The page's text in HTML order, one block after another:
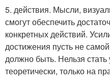
5. действия. Мысли,
смогут обеспечить
конкретных действий.
достижения пусть не
должно быть. Нельзя
теоретически, только на